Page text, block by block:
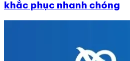
khắc phục nhanh chóng